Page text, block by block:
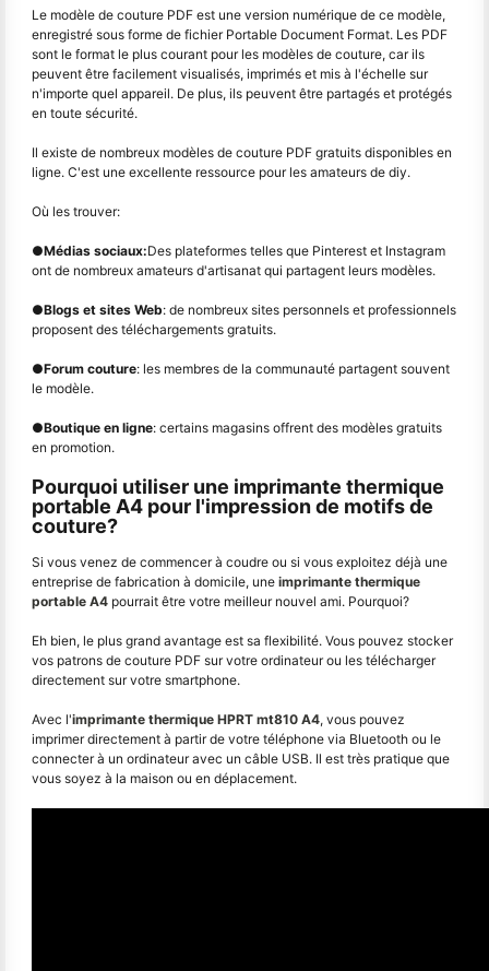
Le modèle de couture PDF est une version numérique de ce modèle,
enregistré sous forme de fichier Portable Document Format. Les PDF
sont le format le plus courant pour les modèles de couture, car ils
peuvent être facilement visualisés, imprimés et mis à l'échelle sur
n'importe quel appareil. De plus, ils peuvent être partagés et protégés
en toute sécurité.
Il existe de nombreux modèles de couture PDF gratuits disponibles en
ligne. C'est une excellente ressource pour les amateurs de diy.
Où les trouver:
●Médias sociaux:Des plateformes telles que Pinterest et Instagram
ont de nombreux amateurs d'artisanat qui partagent leurs modèles.
●Blogs et sites Web: de nombreux sites personnels et professionnels
proposent des téléchargements gratuits.
●Forum couture: les membres de la communauté partagent souvent
le modèle.
●Boutique en ligne: certains magasins offrent des modèles gratuits
en promotion.
Pourquoi utiliser une imprimante thermique
portable A4 pour l'impression de motifs de
couture?
Si vous venez de commencer à coudre ou si vous exploitez déjà une
entreprise de fabrication à domicile, une imprimante thermique
portable A4 pourrait être votre meilleur nouvel ami. Pourquoi?
Eh bien, le plus grand avantage est sa flexibilité. Vous pouvez stocker
vos patrons de couture PDF sur votre ordinateur ou les télécharger
directement sur votre smartphone.
Avec l'imprimante thermique HPRT mt810 A4, vous pouvez
imprimer directement à partir de votre téléphone via Bluetooth ou le
connecter à un ordinateur avec un câble USB. Il est très pratique que
vous soyez à la maison ou en déplacement.